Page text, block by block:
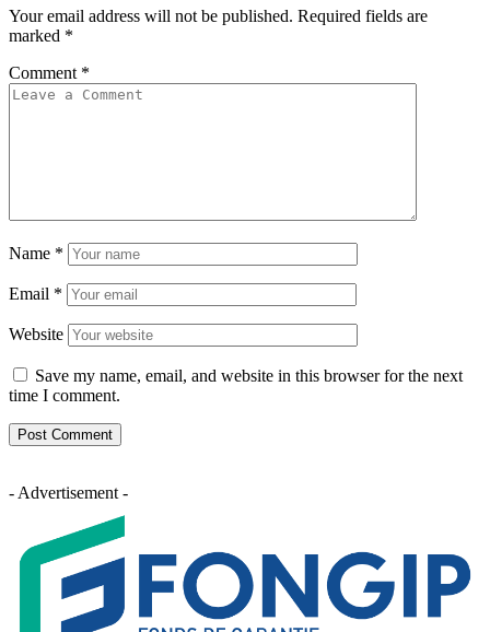
Your email address will not be published. Required fields are
marked *
Comment *
Name *
Email *
Website
Save my name, email, and website in this browser for the next
time I comment.
- Advertisement -